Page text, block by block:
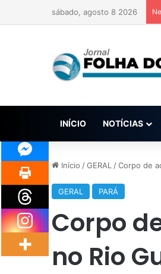
sábado, agosto 8 2026
INÍCIO NOTÍCIAS
Início /GERAL /Corpo de
GERAL PARÁ
Corpo
no Rio